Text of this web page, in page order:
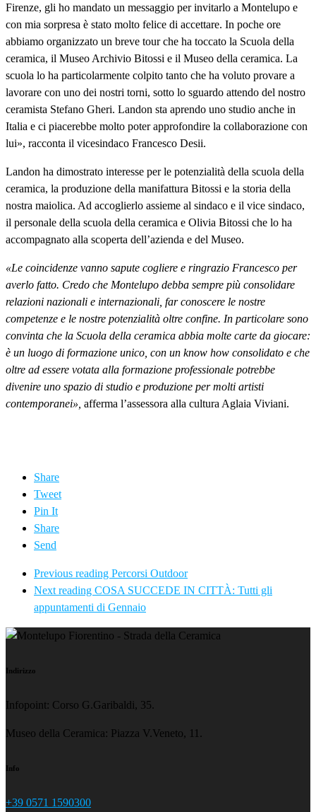
Firenze, gli ho mandato un messaggio per invitarlo a Montelupo e
con mia sorpresa è stato molto felice di accettare. In poche ore
abbiamo organizzato un breve tour che ha toccato la Scuola della
ceramica, il Museo Archivio Bitossi e il Museo della ceramica. La
scuola lo ha particolarmente colpito tanto che ha voluto provare a
lavorare con uno dei nostri torni, sotto lo sguardo attendo del nostro
ceramista Stefano Gheri. Landon sta aprendo uno studio anche in
Italia e ci piacerebbe molto poter approfondire la collaborazione con
lui», racconta il vicesindaco Francesco Desii.
Landon ha dimostrato interesse per le potenzialità della scuola della
ceramica, la produzione della manifattura Bitossi e la storia della
nostra maiolica. Ad accoglierlo assieme al sindaco e il vice sindaco,
il personale della scuola della ceramica e Olivia Bitossi che lo ha
accompagnato alla scoperta dell’azienda e del Museo.
«Le coincidenze vanno sapute cogliere e ringrazio Francesco per
averlo fatto. Credo che Montelupo debba sempre più consolidare
relazioni nazionali e internazionali, far conoscere le nostre
competenze e le nostre potenzialità oltre confine. In particolare sono
convinta che la Scuola della ceramica abbia molte carte da giocare:
è un luogo di formazione unico, con un know how consolidato e che
oltre ad essere votata alla formazione professionale potrebbe
divenire uno spazio di studio e produzione per molti artisti
contemporanei», afferma l’assessora alla cultura Aglaia Viviani.
Share
Tweet
Pin It
Share
Send
Previous reading Percorsi Outdoor
Next reading COSA SUCCEDE IN CITTÀ: Tutti gli
appuntamenti di Gennaio
Indirizzo
Infopoint: Corso G.Garibaldi, 35.
Museo della Ceramica: Piazza V.Veneto, 11.
Info
+39 0571 1590300